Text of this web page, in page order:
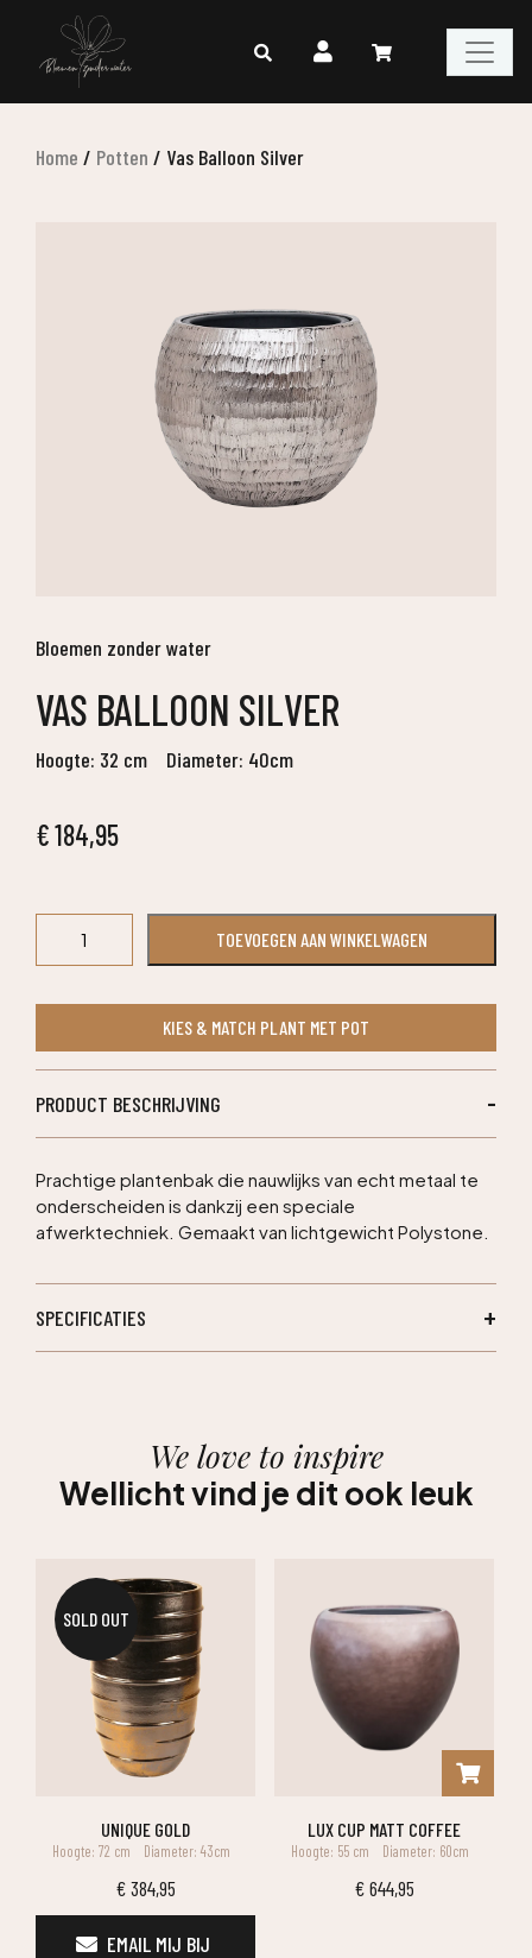
Home / Potten / Vas Balloon Silver
Bloemen zonder water
VAS BALLOON SILVER
Hoogte: 32 cm Diameter: 40cm
€184,95
Balloon
aantal
TOEVOEGEN AAN WINKELWAGEN
KIES & MATCH PLANT MET POT
PRODUCT BESCHRIJVING
Prachtige plantenbak die nauwlijks van echt metaal te
onderscheiden is dankzij een speciale
afwerktechniek. Gemaakt van lichtgewicht Polystone.
SPECIFICATIES
We love to inspire
Wellicht vind je dit ook leuk
SOLD OUT
UNIQUE GOLD
Hoogte: 72 cm Diameter: 43cm
€ 384,95
EMAIL MIJ BIJ
LUX CUP MATT COFFEE
Hoogte: 55 cm Diameter: 60cm
€ 644,95